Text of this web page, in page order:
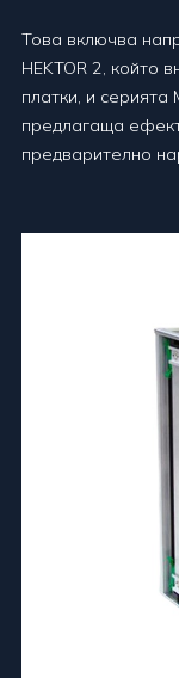
Това включва
HEKTOR 2, който
платки, и серията
предлагаща
предварително